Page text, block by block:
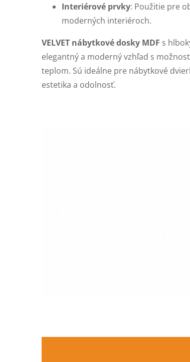
Interiérové prvky: Použitie pre
moderných interiéroch.
VELVET nábytkové dosky MDF s
elegantný a moderný vzhľad s
teplom. Sú ideálne pre nábytkové
estetika a odolnosť.